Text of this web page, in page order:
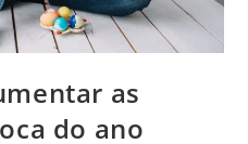
as
do ano